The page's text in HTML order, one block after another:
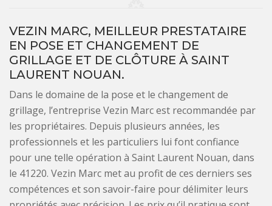
VEZIN MARC, MEILLEUR PRESTATAIRE
EN POSE ET CHANGEMENT DE
GRILLAGE ET DE CLÔTURE À SAINT
LAURENT NOUAN.
Dans le domaine de la pose et le changement de
grillage, l’entreprise Vezin Marc est recommandée par
les propriétaires. Depuis plusieurs années, les
professionnels et les particuliers lui font confiance
pour une telle opération à Saint Laurent Nouan, dans
le 41220. Vezin Marc met au profit de ces derniers ses
compétences et son savoir-faire pour délimiter leurs